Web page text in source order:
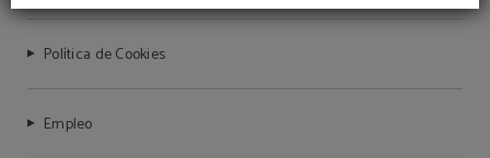
Política de Cookies
Empleo